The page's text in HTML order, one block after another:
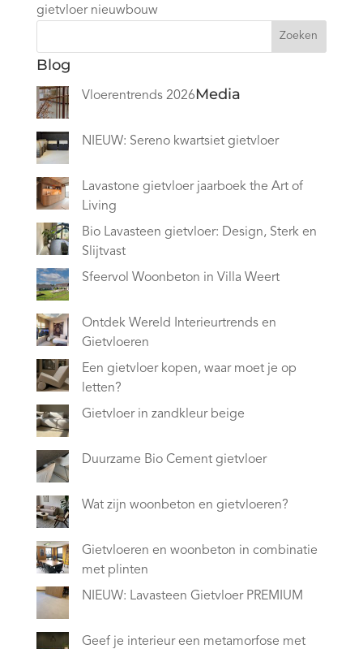
gietvloer nieuwbouw
Zoeken
Blog
Vloerentrends 2026
NIEUW: Sereno kwartsiet gietvloer
Lavastone gietvloer jaarboek the Art of
Living
Bio Lavasteen gietvloer: Design, Sterk en
Slijtvast
Sfeervol Woonbeton in Villa Weert
Ontdek Wereld Interieurtrends en
Gietvloeren
Een gietvloer kopen, waar moet je op
letten?
Gietvloer in zandkleur beige
Duurzame Bio Cement gietvloer
Wat zijn woonbeton en gietvloeren?
Gietvloeren en woonbeton in combinatie
met plinten
NIEUW: Lavasteen Gietvloer PREMIUM
Geef je interieur een metamorfose met
Media